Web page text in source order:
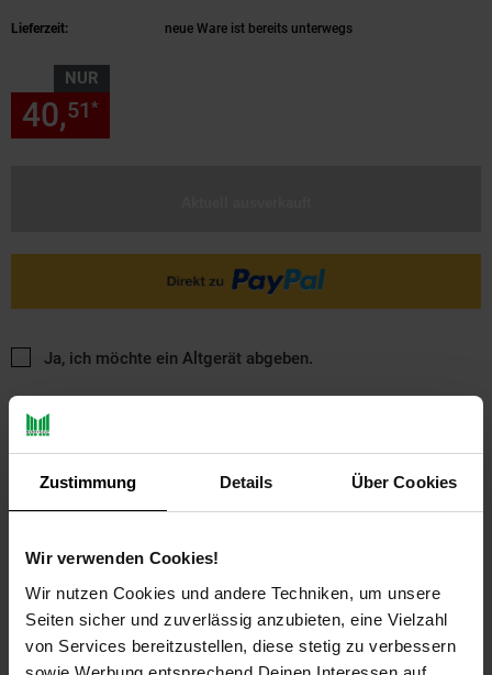
Zustimmung Details Über Cookies
Wir verwenden Cookies!
Wir nutzen Cookies und andere Techniken, um unsere
Seiten sicher und zuverlässig anzubieten, eine Vielzahl
von Services bereitzustellen, diese stetig zu verbessern
Lieferzeit: neue Ware ist bereits unterwegs
NUR
40,51*
Ja, ich möchte ein Altgerät abgeben.
PAYBACK
Payback Punkte
Extra°Punkte: